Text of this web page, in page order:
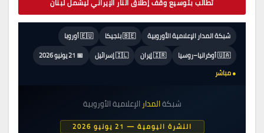
تُطالب بتوسيع وقف إطلاق النار الإيراني ليشمل لبنان
شبكة المدار الإعلامية الأوروبية 🇧🇪 بلجيكا
🇪🇺 أوروبا
🇺🇦 أوكرانيا–روسيا
🇮🇷 إيران 🇮🇱 إسرائيل
📅 21 يونيو 2026
● مباشر
شبكةالمدار الإعلامية الأوروبية
النشرة اليومية — 21 يونيو 2026